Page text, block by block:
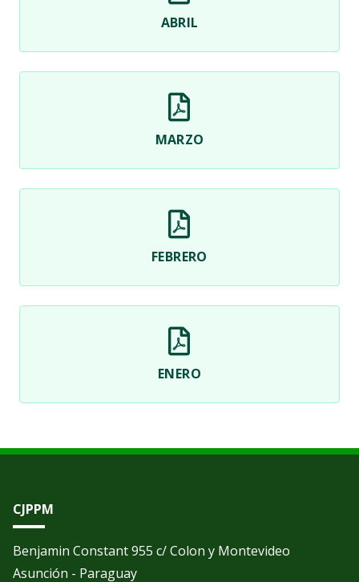
ABRIL
MARZO
FEBRERO
ENERO
CJPPM
Benjamin Constant 955 c/ Colon y Montevideo
Asunción - Paraguay